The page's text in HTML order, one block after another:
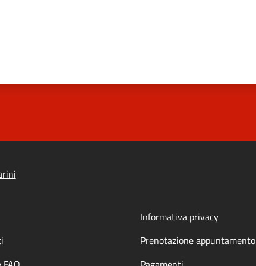
Informativa privacy
Prenotazione appuntamento